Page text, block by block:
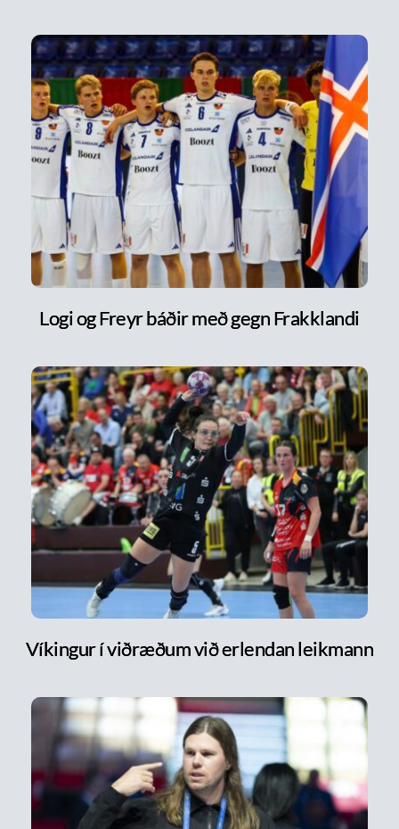
Logi og Freyr báðir með gegn Frakklandi
Víkingur í viðræðum við erlendan leikmann